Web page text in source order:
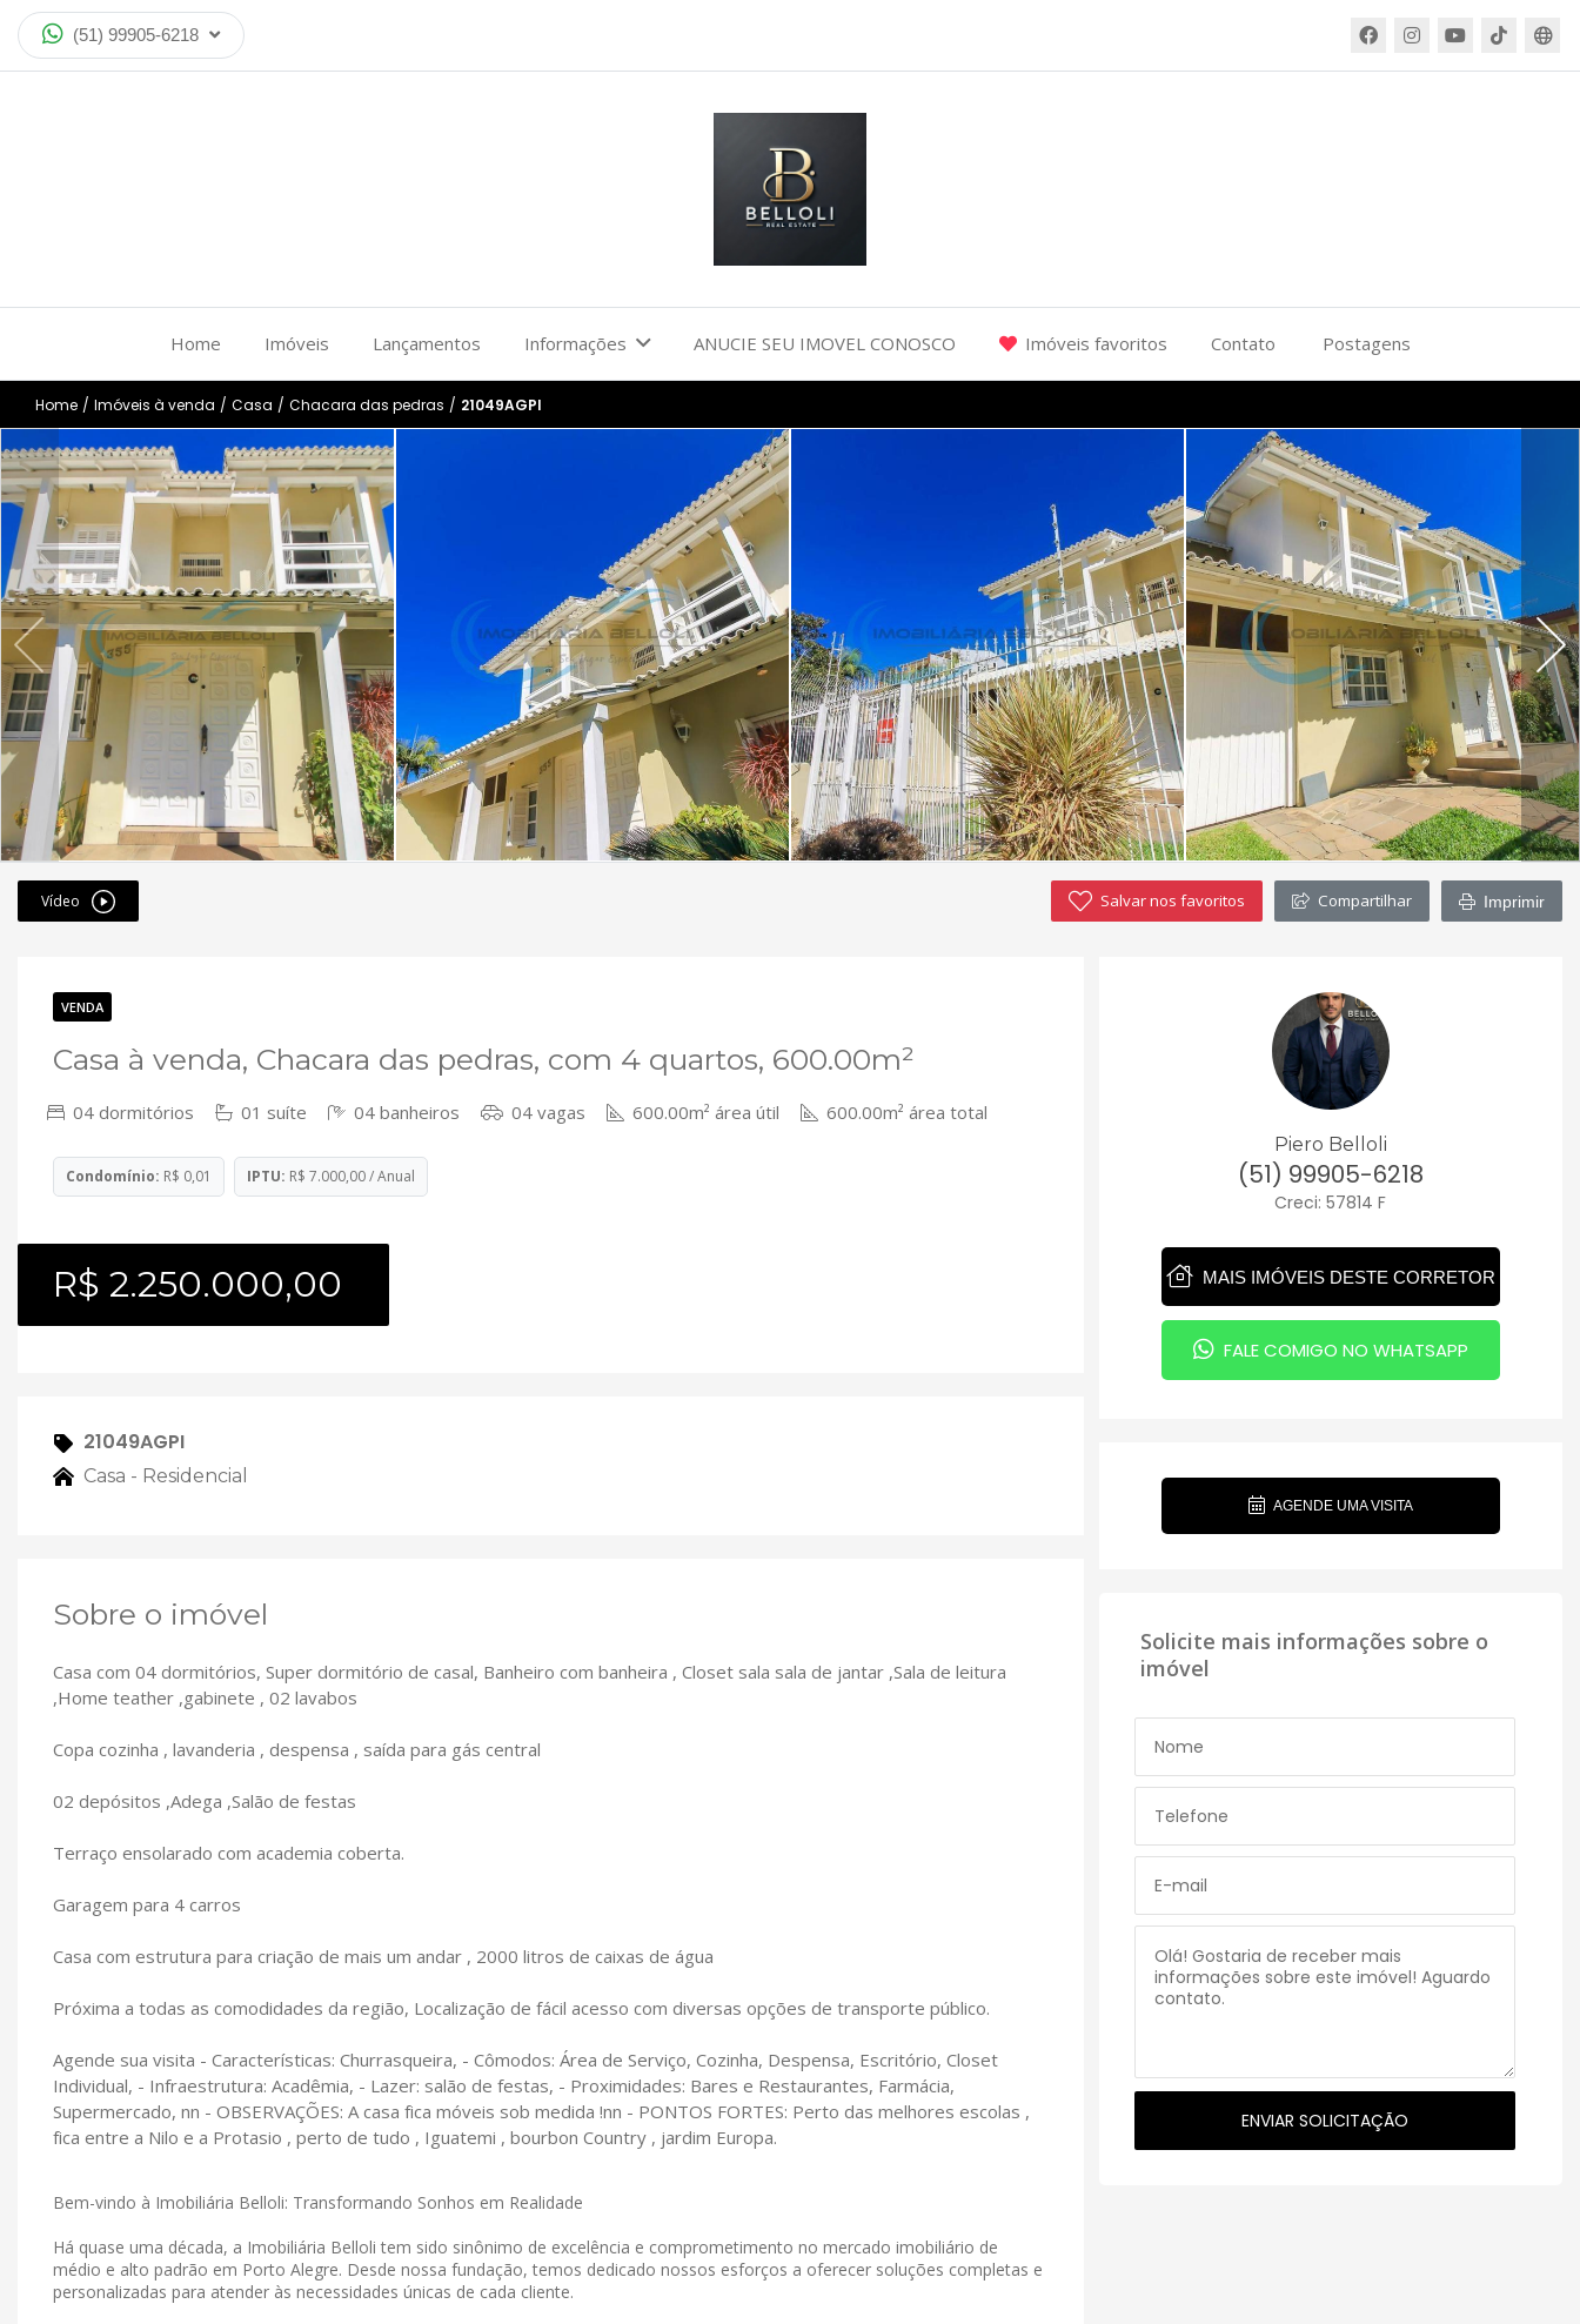
(51) 99905-6218
Home Imóveis Lançamentos Informações ANUCIE SEU IMOVEL CONOSCO Imóveis favoritos Contato Postagens
Home / Imóveis à venda / Casa / Chacara das pedras / 21049AGPI
Vídeo Salvar nos favoritos Compartilhar Imprimir
VENDA
Casa à venda, Chacara das pedras, com 4 quartos, 600.00m²
04 dormitórios 01 suíte 04 banheiros 04 vagas 600.00m² área útil 600.00m² área total
Condomínio: R$ 0,01 IPTU: R$ 7.000,00 / Anual
R$ 2.250.000,00
21049AGPI
Casa - Residencial
Sobre o imóvel
Casa com 04 dormitórios, Super dormitório de casal, Banheiro com banheira , Closet sala sala de jantar ,Sala de leitura
,Home teather ,gabinete , 02 lavabos
Copa cozinha , lavanderia , despensa , saída para gás central
02 depósitos ,Adega ,Salão de festas
Terraço ensolarado com academia coberta.
Garagem para 4 carros
Casa com estrutura para criação de mais um andar , 2000 litros de caixas de água
Próxima a todas as comodidades da região, Localização de fácil acesso com diversas opções de transporte público.
Agende sua visita - Características: Churrasqueira, - Cômodos: Área de Serviço, Cozinha, Despensa, Escritório, Closet
Individual, - Infraestrutura: Acadêmia, - Lazer: salão de festas, - Proximidades: Bares e Restaurantes, Farmácia,
Supermercado, nn - OBSERVAÇÕES: A casa fica móveis sob medida !nn - PONTOS FORTES: Perto das melhores escolas ,
fica entre a Nilo e a Protasio , perto de tudo , Iguatemi , bourbon Country , jardim Europa.
Bem-vindo à Imobiliária Belloli: Transformando Sonhos em Realidade
Há quase uma década, a Imobiliária Belloli tem sido sinônimo de excelência e comprometimento no mercado imobiliário de
médio e alto padrão em Porto Alegre. Desde nossa fundação, temos dedicado nossos esforços a oferecer soluções completas e
personalizadas para atender às necessidades únicas de cada cliente.
Piero Belloli
(51) 99905-6218
Creci: 57814 F
MAIS IMÓVEIS DESTE CORRETOR
FALE COMIGO NO WHATSAPP
AGENDE UMA VISITA
Solicite mais informações sobre o
imóvel